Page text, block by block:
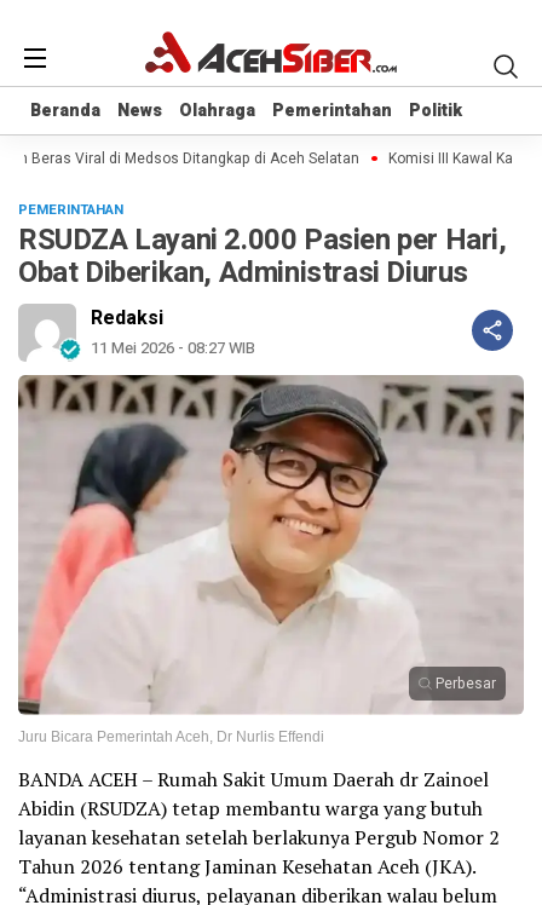
Beranda News Olahraga Pemerintahan Politik
Beranda News Olahraga Pemerintahan Politik
Beras Viral di Medsos Ditangkap di Aceh Selatan Komisi III Kawal Kasus
PEMERINTAHAN
RSUDZA Layani 2.000 Pasien per Hari,
Obat Diberikan, Administrasi Diurus
Redaksi
11 Mei 2026 - 08:27 WIB
Perbesar
Juru Bicara Pemerintah Aceh, Dr Nurlis Effendi
BANDA ACEH – Rumah Sakit Umum Daerah dr Zainoel
Abidin (RSUDZA) tetap membantu warga yang butuh
layanan kesehatan setelah berlakunya Pergub Nomor 2
Tahun 2026 tentang Jaminan Kesehatan Aceh (JKA).
“Administrasi diurus, pelayanan diberikan walau belum